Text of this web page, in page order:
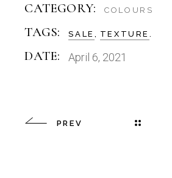
CATEGORY: COLOURS
TAGS: SALE TEXTURE
DATE: April 6, 2021
PREV